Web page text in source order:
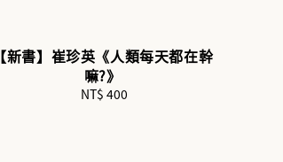
【新書】崔珍英《人類每天都在幹
嘛?》
Regular
NT$ 400